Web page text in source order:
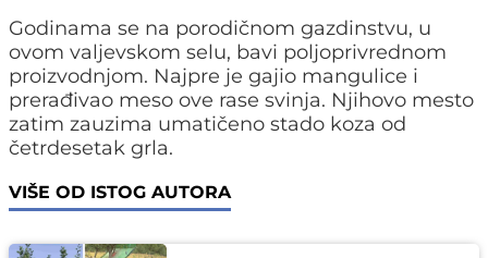
Godinama se na porodičnom gazdinstvu, u
ovom valjevskom selu, bavi poljoprivrednom
proizvodnjom. Najpre je gajio mangulice i
prerađivao meso ove rase svinja. Njihovo mesto
zatim zauzima umatičeno stado koza od
četrdesetak grla.
VIŠE OD ISTOG AUTORA